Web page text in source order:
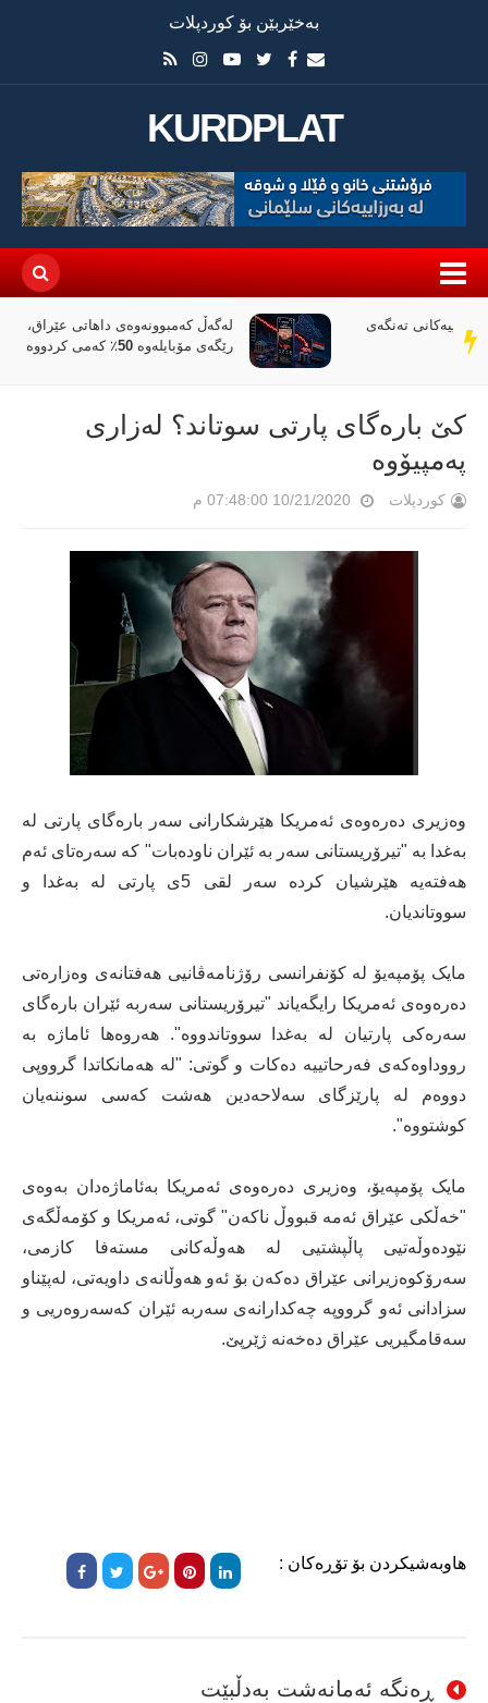
بەخێربێن بۆ کوردپلات
KURDPLAT
سەر
دێڕ
لەگەڵ کەمبوونەوەی داهاتی عێراق، ئاڵوگۆڕی پارە لە
رێگەی مۆبایلەوە 50٪ کەمی کردووە
كێ بارەگای پارتی سوتاند؟ لەزاری
پەمپیۆوە
کوردپلات 10/21/2020 07:48:00 م
وەزیری دەرەوەی ئەمریکا هێرشکارانی سەر بارەگای پارتی لە
بەغدا بە "تیرۆریستانی سەر بە ئێران ناودەبات" کە سەرەتای ئەم
هەفتەیە هێرشیان کردە سەر لقی 5ی پارتی لە بەغدا و
سووتاندیان.
مایک پۆمپەیۆ لە کۆنفرانسی رۆژنامەڤانیی هەفتانەی وەزارەتی
دەرەوەی ئەمریکا رایگەیاند "تیرۆریستانی سەربە ئێران بارەگای
سەرەکی پارتیان لە بەغدا سووتاندووە". هەروەها ئاماژە بە
رووداوەکەی فەرحاتییە دەکات و گوتی: "لە هەمانکاتدا گرووپی
دووەم لە پارێزگای سەلاحەدین هەشت کەسی سوننەیان
کوشتووە".
مایک پۆمپەیۆ، وەزیری دەرەوەی ئەمریکا بەئاماژەدان بەوەی
"خەڵکی عێراق ئەمە قبووڵ ناکەن" گوتی، ئەمریکا و کۆمەڵگەی
نێودەوڵەتیی پاڵپشتیی لە هەوڵەکانی مستەفا کازمی،
سەرۆکوەزیرانی عێراق دەکەن بۆ ئەو هەوڵانەی داویەتی، لەپێناو
سزادانی ئەو گرووپە چەکدارانەی سەربە ئێران کەسەروەریی و
سەقامگیریی عێراق دەخەنە ژێرپێ.
هاوبەشیکردن بۆ تۆڕەکان :
ڕەنگە ئەمانەشت بەدڵبێت